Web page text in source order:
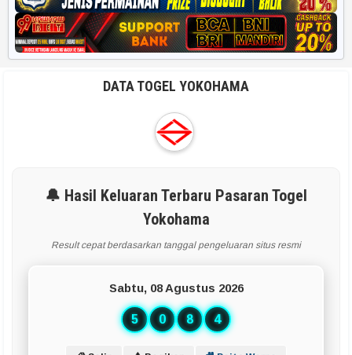
DATA TOGEL YOKOHAMA
🔔 Hasil Keluaran Terbaru Pasaran Togel
Yokohama
Result cepat berdasarkan tanggal pengeluaran situs resmi
Sabtu, 08 Agustus 2026
5 0 8 4